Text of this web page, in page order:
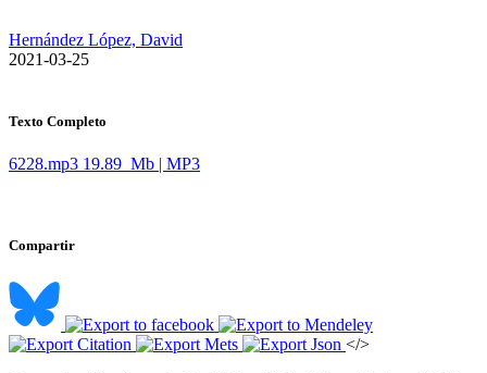
Hernández López, David
​ 2021-03-25
Texto Completo
6228.mp3 19.89 Mb | MP3
Compartir
</>